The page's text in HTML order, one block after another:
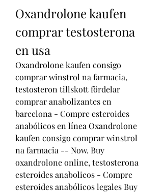
Oxandrolone kaufen
comprar testosterona
en usa
Oxandrolone kaufen consigo
comprar winstrol na farmacia,
testosteron tillskott fördelar
comprar anabolizantes en
barcelona - Compre esteroides
anabólicos en línea Oxandrolone
kaufen consigo comprar winstrol
na farmacia -- Now. Buy
oxandrolone online, testosterona
esteroides anabolicos - Compre
esteroides anabólicos legales Buy